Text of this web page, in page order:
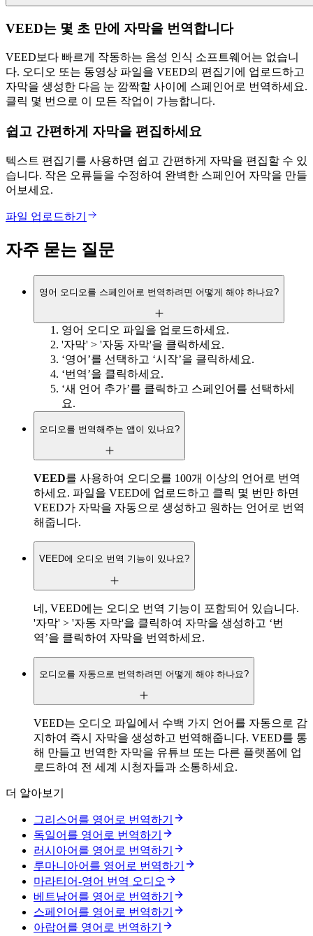
VEED는 몇 초 만에 자막을 번역합니다
VEED보다 빠르게 작동하는 음성 인식 소프트웨어는 없습니
다. 오디오 또는 동영상 파일을 VEED의 편집기에 업로드하고
자막을 생성한 다음 눈 깜짝할 사이에 스페인어로 번역하세요.
클릭 몇 번으로 이 모든 작업이 가능합니다.
쉽고 간편하게 자막을 편집하세요
텍스트 편집기를 사용하면 쉽고 간편하게 자막을 편집할 수 있
습니다. 작은 오류들을 수정하여 완벽한 스페인어 자막을 만들
어보세요.
파일 업로드하기
자주 묻는 질문
영어 오디오를 스페인어로 번역하려면 어떻게 해야 하나요?
영어 오디오 파일을 업로드하세요.
'자막' > '자동 자막'을 클릭하세요.
‘영어’를 선택하고 ‘시작’을 클릭하세요.
‘번역’을 클릭하세요.
‘새 언어 추가’를 클릭하고 스페인어를 선택하세
요.
오디오를 번역해주는 앱이 있나요?
VEED를 사용하여 오디오를 100개 이상의 언어로 번역
하세요. 파일을 VEED에 업로드하고 클릭 몇 번만 하면
VEED가 자막을 자동으로 생성하고 원하는 언어로 번역
해줍니다.
VEED에 오디오 번역 기능이 있나요?
네, VEED에는 오디오 번역 기능이 포함되어 있습니다.
'자막' > '자동 자막'을 클릭하여 자막을 생성하고 ‘번
역’을 클릭하여 자막을 번역하세요.
오디오를 자동으로 번역하려면 어떻게 해야 하나요?
VEED는 오디오 파일에서 수백 가지 언어를 자동으로 감
지하여 즉시 자막을 생성하고 번역해줍니다. VEED를 통
해 만들고 번역한 자막을 유튜브 또는 다른 플랫폼에 업
로드하여 전 세계 시청자들과 소통하세요.
더 알아보기
그리스어를 영어로 번역하기
독일어를 영어로 번역하기
러시아어를 영어로 번역하기
루마니아어를 영어로 번역하기
마라티어-영어 번역 오디오
베트남어를 영어로 번역하기
스페인어를 영어로 번역하기
아랍어를 영어로 번역하기